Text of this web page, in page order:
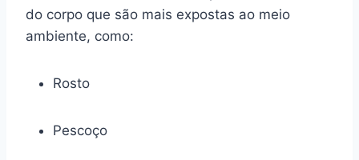
do corpo que são mais expostas ao meio
ambiente, como:
Rosto
Pescoço